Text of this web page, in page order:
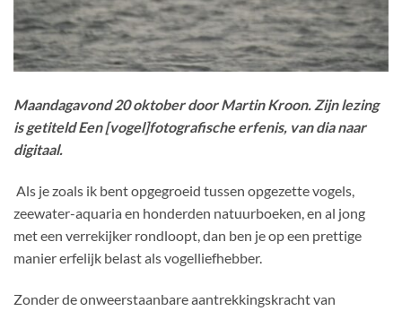
Maandagavond 20 oktober door Martin Kroon. Zijn lezing
is getiteldEen [vogel]fotografische erfenis, van dia naar
digitaal.
Als je zoals ik bent opgegroeid tussen opgezette vogels,
zeewater-aquaria en honderden natuurboeken, en al jong
met een verrekijker rondloopt, dan ben je op een prettige
manier erfelijk belast als vogelliefhebber.
Zonder de onweerstaanbare aantrekkingskracht van